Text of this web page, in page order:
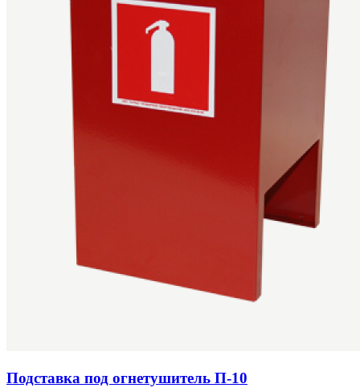
Подставка под огнетушитель П-10